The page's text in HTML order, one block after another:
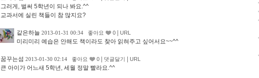
그러게, 벌써 5학년이 되나 봐요.^^
교과서에 실린 책들이 참 많지요?
같은하늘 2013-01-31 00:34 좋아요 0 | URL
미리미리 예습은 안해도 책이라도 찾아 읽혀주고 싶어서요~~^^
꿈꾸는섬 2013-01-30 02:14 좋아요 0 | 댓글달기 | URL
큰 아이가 어느새 5학년, 세월 정말 빨라요.^^